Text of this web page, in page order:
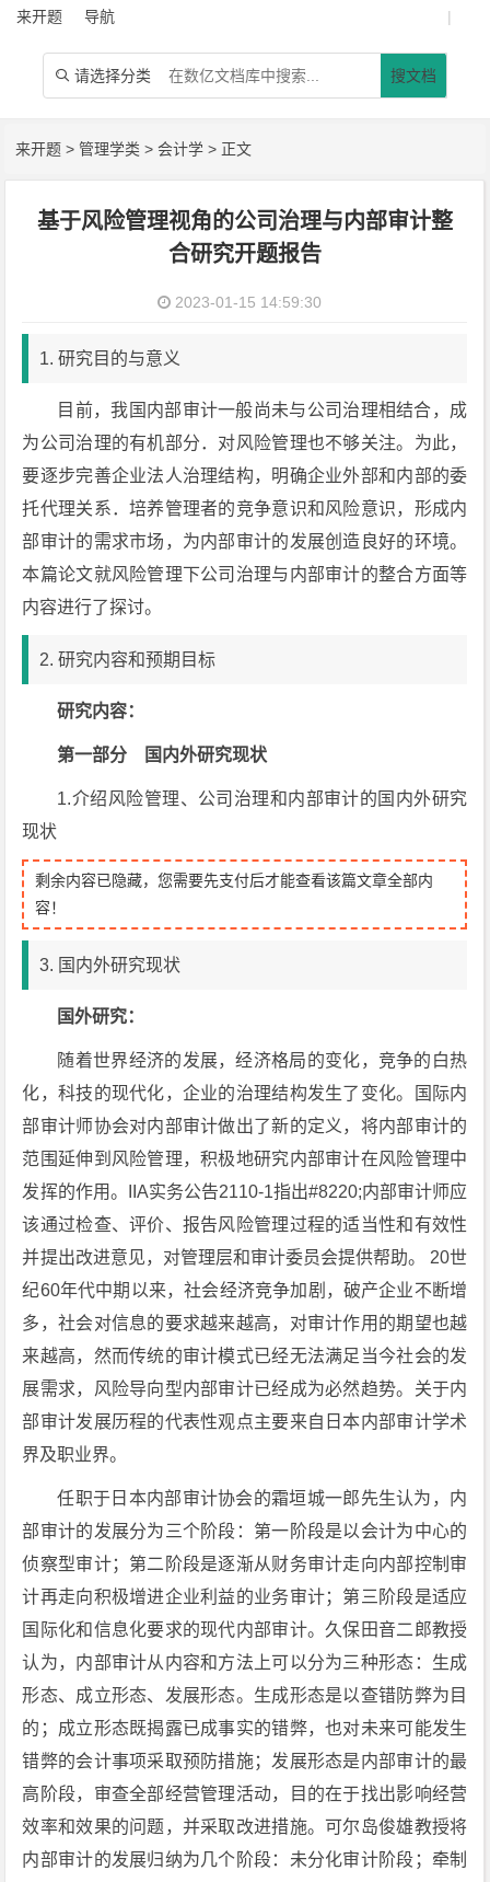
来开题 导航 |
 请选择分类 搜文档
来开题 >管理学类 >会计学 > 正文
基于风险管理视角的公司治理与内部审计整
合研究开题报告
2023-01-15 14:59:30
1. 研究目的与意义
目前，我国内部审计一般尚未与公司治理相结合，成
为公司治理的有机部分．对风险管理也不够关注。为此，
要逐步完善企业法人治理结构，明确企业外部和内部的委
托代理关系．培养管理者的竞争意识和风险意识，形成内
部审计的需求市场，为内部审计的发展创造良好的环境。
本篇论文就风险管理下公司治理与内部审计的整合方面等
内容进行了探讨。
2. 研究内容和预期目标
研究内容：
第一部分 国内外研究现状
1.介绍风险管理、公司治理和内部审计的国内外研究
现状
剩余内容已隐藏，您需要先支付后才能查看该篇文章全部内
容！
3. 国内外研究现状
国外研究：
随着世界经济的发展，经济格局的变化，竞争的白热
化，科技的现代化，企业的治理结构发生了变化。国际内
部审计师协会对内部审计做出了新的定义，将内部审计的
范围延伸到风险管理，积极地研究内部审计在风险管理中
发挥的作用。IIA实务公告2110-1指出#8220;内部审计师应
该通过检查、评价、报告风险管理过程的适当性和有效性
并提出改进意见，对管理层和审计委员会提供帮助。 20世
纪60年代中期以来，社会经济竞争加剧，破产企业不断增
多，社会对信息的要求越来越高，对审计作用的期望也越
来越高，然而传统的审计模式已经无法满足当今社会的发
展需求，风险导向型内部审计已经成为必然趋势。关于内
部审计发展历程的代表性观点主要来自日本内部审计学术
界及职业界。
任职于日本内部审计协会的霜垣城一郎先生认为，内
部审计的发展分为三个阶段：第一阶段是以会计为中心的
侦察型审计；第二阶段是逐渐从财务审计走向内部控制审
计再走向积极增进企业利益的业务审计；第三阶段是适应
国际化和信息化要求的现代内部审计。久保田音二郎教授
认为，内部审计从内容和方法上可以分为三种形态：生成
形态、成立形态、发展形态。生成形态是以查错防弊为目
的；成立形态既揭露已成事实的错弊，也对未来可能发生
错弊的会计事项采取预防措施；发展形态是内部审计的最
高阶段，审查全部经营管理活动，目的在于找出影响经营
效率和效果的问题，并采取改进措施。可尔岛俊雄教授将
内部审计的发展归纳为几个阶段：未分化审计阶段；牵制